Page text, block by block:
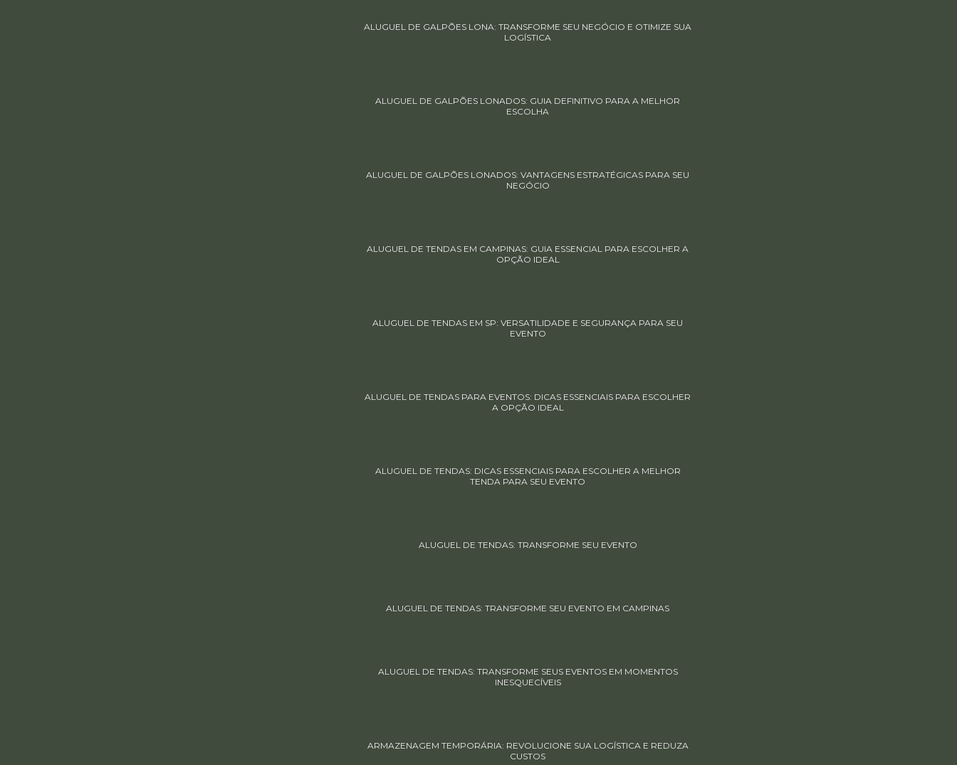
ALUGUEL DE GALPÕES LONA: TRANSFORME SEU NEGÓCIO E OTIMIZE SUA
LOGÍSTICA
ALUGUEL DE GALPÕES LONADOS: GUIA DEFINITIVO PARA A MELHOR
ESCOLHA
ALUGUEL DE GALPÕES LONADOS: VANTAGENS ESTRATÉGICAS PARA SEU
NEGÓCIO
ALUGUEL DE TENDAS EM CAMPINAS: GUIA ESSENCIAL PARA ESCOLHER A
OPÇÃO IDEAL
ALUGUEL DE TENDAS EM SP: VERSATILIDADE E SEGURANÇA PARA SEU
EVENTO
ALUGUEL DE TENDAS PARA EVENTOS: DICAS ESSENCIAIS PARA ESCOLHER
A OPÇÃO IDEAL
ALUGUEL DE TENDAS: DICAS ESSENCIAIS PARA ESCOLHER A MELHOR
TENDA PARA SEU EVENTO
ALUGUEL DE TENDAS: TRANSFORME SEU EVENTO
ALUGUEL DE TENDAS: TRANSFORME SEU EVENTO EM CAMPINAS
ALUGUEL DE TENDAS: TRANSFORME SEUS EVENTOS EM MOMENTOS
INESQUECÍVEIS
ARMAZENAGEM TEMPORÁRIA: REVOLUCIONE SUA LOGÍSTICA E REDUZA
CUSTOS